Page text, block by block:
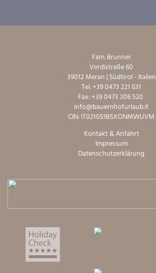
Fam. Brunner
Verdistraße 60
39012 Meran | Südtirol - Italien
Tel. +39 0473 221 631
Fax: +39 0473 206 520
info@bauernhofurlaub.it
CIN: IT021051B5XONMWUVM
Kontakt & Anfahrt
Impressum
Datenschutzerklärung